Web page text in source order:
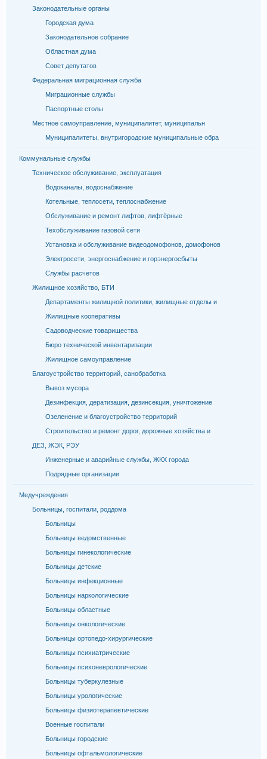
Законодательные органы
Городская дума
Законодательное собрание
Областная дума
Совет депутатов
Федеральная миграционная служба
Миграционные службы
Паспортные столы
Местное самоуправление, муниципалитет, муниципальн
Муниципалитеты, внутригородские муниципальные обра
Коммунальные службы
Техническое обслуживание, эксплуатация
Водоканалы, водоснабжение
Котельные, теплосети, теплоснабжение
Обслуживание и ремонт лифтов, лифтёрные
Техобслуживание газовой сети
Установка и обслуживание видеодомофонов, домофонов
Электросети, энергоснабжение и горэнергосбыты
Службы расчетов
Жилищное хозяйство, БТИ
Департаменты жилищной политики, жилищные отделы и
Жилищные кооперативы
Садоводческие товарищества
Бюро технической инвентаризации
Жилищное самоуправление
Благоустройство территорий, санобработка
Вывоз мусора
Дезинфекция, дератизация, дезинсекция, уничтожение
Озеленение и благоустройство территорий
Строительство и ремонт дорог, дорожные хозяйства и
ДЕЗ, ЖЭК, РЭУ
Инженерные и аварийные службы, ЖКХ города
Подрядные организации
Медучреждения
Больницы, госпитали, роддома
Больницы
Больницы ведомственные
Больницы гинекологические
Больницы детские
Больницы инфекционные
Больницы наркологические
Больницы областные
Больницы онкологические
Больницы ортопедо-хирургические
Больницы психиатрические
Больницы психоневрологические
Больницы туберкулезные
Больницы урологические
Больницы физиотерапевтические
Военные госпитали
Больницы городские
Больницы офтальмологические